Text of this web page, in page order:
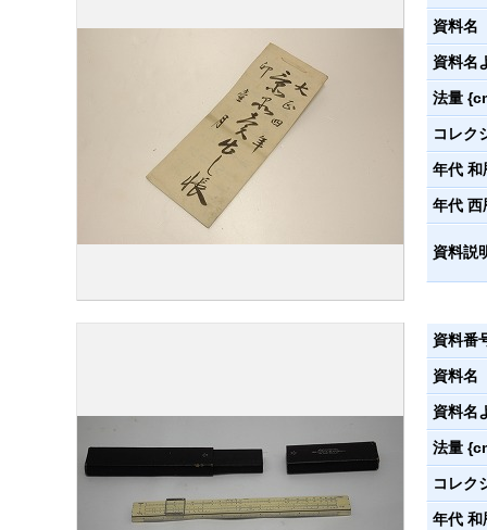
資料名
資料名
法量
コレク
年代 和
年代 西
資料説
資料番
資料名
資料名
法量
コレク
年代 和